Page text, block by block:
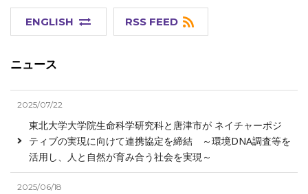
ENGLISH RSS FEED
ニュース
2025/07/22
東北大学大学院生命科学研究科と唐津市が ネイチャーポジ
ティブの実現に向けて連携協定を締結 ～環境DNA調査等を
活用し、人と自然が育み合う社会を実現～
2025/06/18